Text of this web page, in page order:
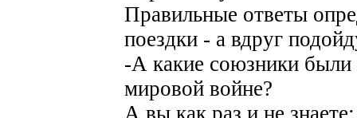
Правильные ответы
поездки - а вдруг
-А какие союзники
мировой войне?
А вы как раз и не